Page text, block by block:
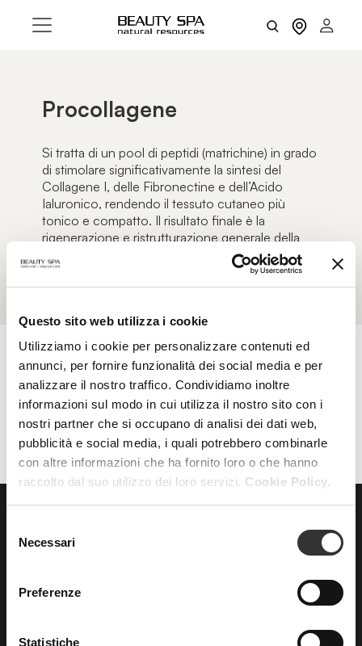
Questo sito web utilizza i cookie
Utilizziamo i cookie per personalizzare contenuti ed
annunci, per fornire funzionalità dei social media e per
analizzare il nostro traffico. Condividiamo inoltre
informazioni sul modo in cui utilizza il nostro sito con i
nostri partner che si occupano di analisi dei dati web,
pubblicità e social media, i quali potrebbero combinarle
con altre informazioni che ha fornito loro o che hanno
raccolto dal suo utilizzo dei loro servizi. Cookie Policy.
delNecessari
Preferenze
Statistiche
Procollagene
Si tratta di un pool di peptidi (matrichine) in grado
di stimolare significativamente la sintesi del
Collagene I, delle Fibronectine e dell’Acido
Ialuronico, rendendo il tessuto cutaneo più
tonico e compatto. Il risultato finale è la
rigenerazione e ristrutturazione generale della
FILTRI AZZERA FILTRI
ISCRIVITI